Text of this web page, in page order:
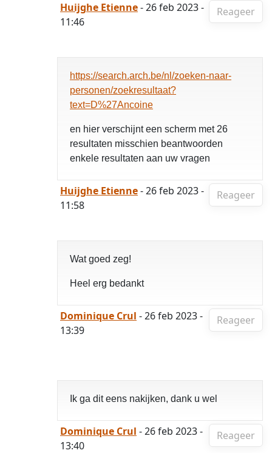
Reageer
Huijghe Etienne- 26 feb 2023 -
11:46
https://search.arch.be/nl/zoeken-naar-
personen/zoekresultaat?
text=D%27Ancoine
en hier verschijnt een scherm met 26
resultaten misschien beantwoorden
enkele resultaten aan uw vragen
Reageer
Huijghe Etienne- 26 feb 2023 -
11:58
Wat goed zeg!
Heel erg bedankt
Reageer
Dominique Crul - 26 feb 2023 -
13:39
Ik ga dit eens nakijken, dank u wel
Reageer
Dominique Crul - 26 feb 2023 -
13:40